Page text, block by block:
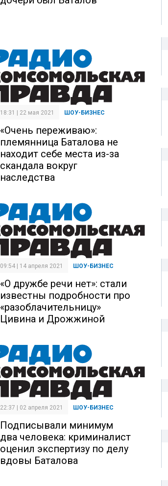
18:31 | 22 мая 2021 ШОУ-БИЗНЕС
«Очень переживаю»:
племянница Баталова не
находит себе места из-за
скандала вокруг
наследства
09:54 | 14 апреля 2021 ШОУ-БИЗНЕС
«О дружбе речи нет»: стали
известны подробности про
«разоблачительницу»
Цивина и Дрожжиной
22:37 | 02 апреля 2021 ШОУ-БИЗНЕС
Подписывали минимум
два человека: криминалист
оценил экспертизу по делу
вдовы Баталова